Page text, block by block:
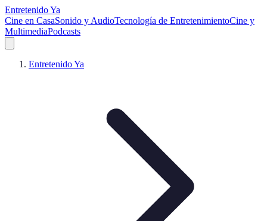
Entretenido Ya
Cine en CasaSonido y AudioTecnología de EntretenimientoCine y
MultimediaPodcasts
Entretenido Ya